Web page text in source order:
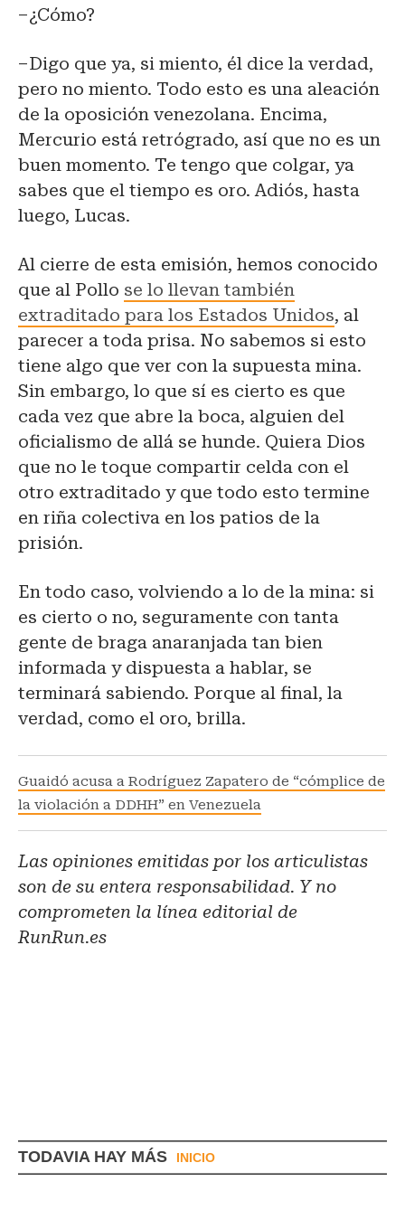
–¿Cómo?
–Digo que ya, si miento, él dice la verdad,
pero no miento. Todo esto es una aleación
de la oposición venezolana. Encima,
Mercurio está retrógrado, así que no es un
buen momento. Te tengo que colgar, ya
sabes que el tiempo es oro. Adiós, hasta
luego, Lucas.
Al cierre de esta emisión, hemos conocido
que al Pollo se lo llevan también
extraditado para los Estados Unidos, al
parecer a toda prisa. No sabemos si esto
tiene algo que ver con la supuesta mina.
Sin embargo, lo que sí es cierto es que
cada vez que abre la boca, alguien del
oficialismo de allá se hunde. Quiera Dios
que no le toque compartir celda con el
otro extraditado y que todo esto termine
en riña colectiva en los patios de la
prisión.
En todo caso, volviendo a lo de la mina: si
es cierto o no, seguramente con tanta
gente de braga anaranjada tan bien
informada y dispuesta a hablar, se
terminará sabiendo. Porque al final, la
verdad, como el oro, brilla.
Guaidó acusa a Rodríguez Zapatero de “cómplice de
la violación a DDHH” en Venezuela
Las opiniones emitidas por los articulistas
son de su entera responsabilidad. Y no
comprometen la línea editorial de
RunRun.es
TODAVIA HAY MÁS INICIO